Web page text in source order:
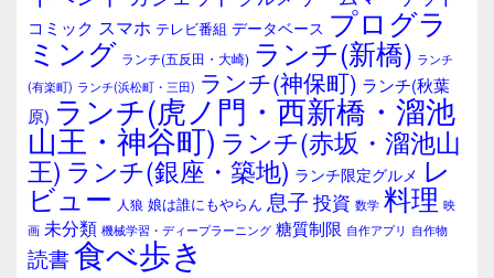
ア
コミック スマホ テレビ番組 データベース プログラ
ミング ランチ(五反田・大崎) ランチ(新橋) ランチ
(有楽町) ランチ(浜松町・三田) ランチ(神保町) ランチ(秋葉
原) ランチ(虎ノ門・西新橋・溜池
山王・神谷町) ランチ(赤坂・溜池山
王) ランチ(銀座・築地) ランチ限定グルメ レ
ビュー 人狼 娘は誰にもやらん 息子 投資 数学 料理 映
画 未分類 機械学習・ディープラーニング 糖質制限 自作アプリ 自作物
読書食べ歩き